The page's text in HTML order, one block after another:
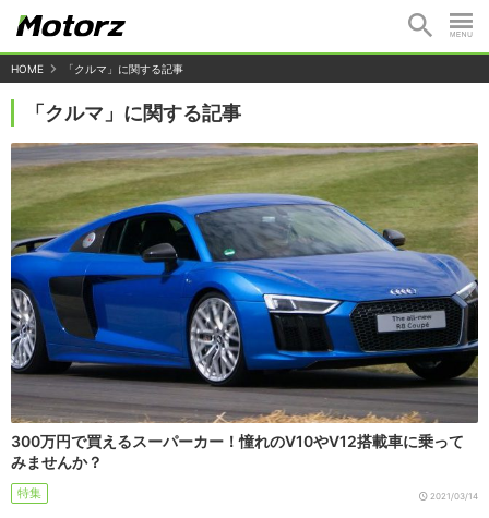
HOME 「クルマ」に関する記事
「クルマ」に関する記事
300万円で買えるスーパーカー！憧れのV10やV12搭載車に乗って
みませんか？
特集 2021/03/14